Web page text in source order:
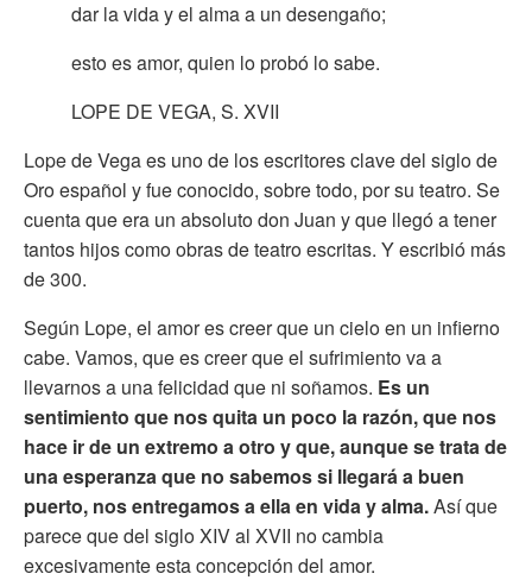
dar la vida y el alma a un desengaño;
esto es amor, quien lo probó lo sabe.
LOPE DE VEGA, S. XVII
Lope de Vega es uno de los escritores clave del siglo de
Oro español y fue conocido, sobre todo, por su teatro. Se
cuenta que era un absoluto don Juan y que llegó a tener
tantos hijos como obras de teatro escritas. Y escribió más
de 300.
Según Lope, el amor es creer que un cielo en un infierno
cabe. Vamos, que es creer que el sufrimiento va a
llevarnos a una felicidad que ni soñamos. Es un
sentimiento que nos quita un poco la razón, que nos
hace ir de un extremo a otro y que, aunque se trata de
una esperanza que no sabemos si llegará a buen
puerto, nos entregamos a ella en vida y alma.Así que
parece que del siglo XIV al XVII no cambia
excesivamente esta concepción del amor.